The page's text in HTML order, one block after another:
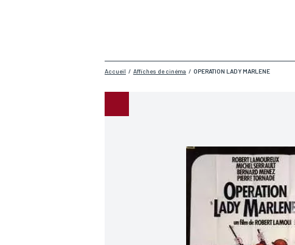
Accueil / Affiches de cinéma / OPERATION LADY MARLENE